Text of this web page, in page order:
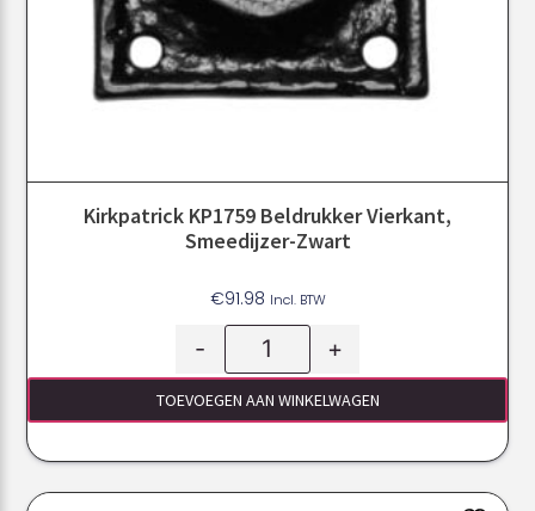
Kirkpatrick KP1759 Beldrukker Vierkant,
Smeedijzer-Zwart
€91.98 Incl. BTW
- +
TOEVOEGEN AAN WINKELWAGEN